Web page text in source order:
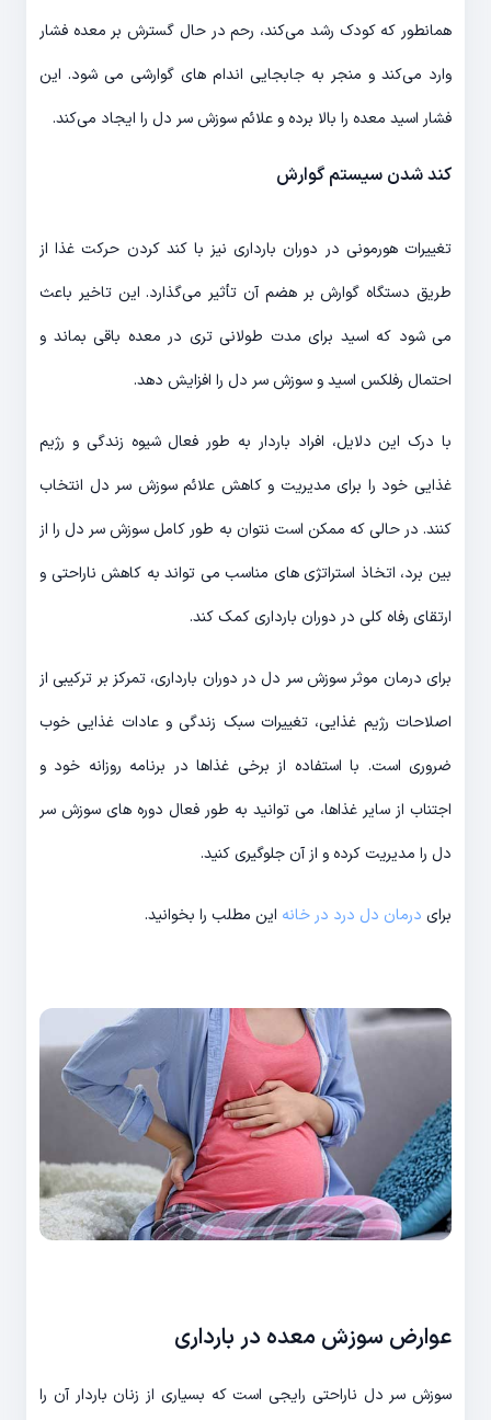
همانطور که کودک رشد می‌کند، رحم در حال گسترش بر معده فشار
وارد می‌کند و منجر به جابجایی اندام های گوارشی می شود. این
فشار اسید معده را بالا برده و علائم سوزش سر دل را ایجاد می‌کند.
کند شدن سیستم گوارش
تغییرات هورمونی در دوران بارداری نیز با کند کردن حرکت غذا از
طریق دستگاه گوارش بر هضم آن تأثیر می‌گذارد. این تاخیر باعث
می شود که اسید برای مدت طولانی تری در معده باقی بماند و
احتمال رفلکس اسید و سوزش سر دل را افزایش دهد.
با درک این دلایل، افراد باردار به طور فعال شیوه زندگی و رژیم
غذایی خود را برای مدیریت و کاهش علائم سوزش سر دل انتخاب
کنند. در حالی که ممکن است نتوان به طور کامل سوزش سر دل را از
بین برد، اتخاذ استراتژی های مناسب می تواند به کاهش ناراحتی و
ارتقای رفاه کلی در دوران بارداری کمک کند.
برای درمان موثر سوزش سر دل در دوران بارداری، تمرکز بر ترکیبی از
اصلاحات رژیم غذایی، تغییرات سبک زندگی و عادات غذایی خوب
ضروری است. با استفاده از برخی غذاها در برنامه روزانه خود و
اجتناب از سایر غذاها، می توانید به طور فعال دوره های سوزش سر
دل را مدیریت کرده و از آن جلوگیری کنید.
برای درمان دل درد در خانه این مطلب را بخوانید.
عوارض سوزش معده در بارداری
سوزش سر دل ناراحتی رایجی است که بسیاری از زنان باردار آن را